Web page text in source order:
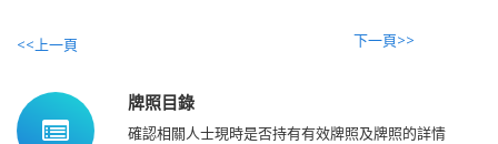
<<上一頁 下一頁>>
牌照目錄
確認相關人士現時是否持有有效牌照及牌照的詳情